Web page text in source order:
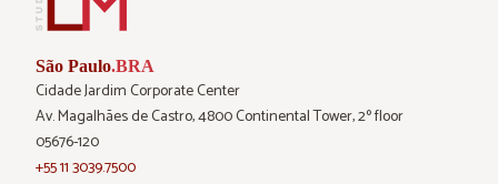
São Paulo.BRA
Cidade Jardim Corporate Center
Av. Magalhães de Castro, 4800 Continental Tower, 2º floor
05676-120
+55 11 3039.7500